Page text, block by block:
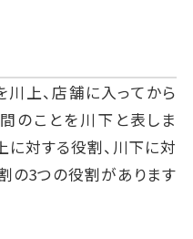
上、店舗に入ってから
のことを川下と表しま
に対する役割、川下に対
の3つの役割があります